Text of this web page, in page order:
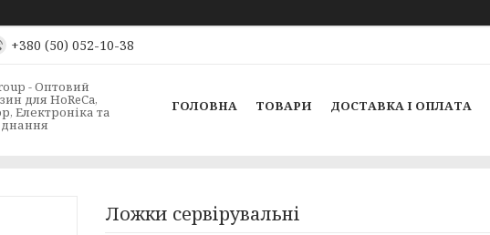
+380 (50) 052-10-38
- Оптовий
для HoReCa,
Електроніка та ГОЛОВНА ТОВАРИ ДОСТАВКА І ОПЛАТА
Ложки сервірувальні